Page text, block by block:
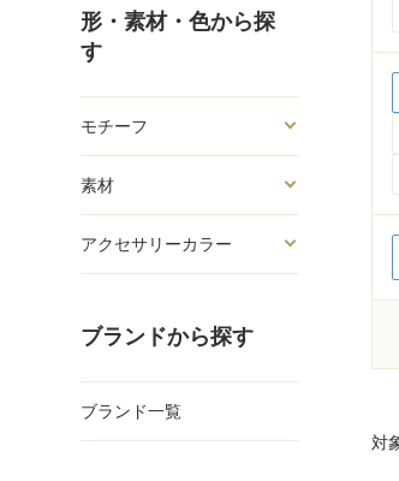
形・素材・色から探
す
モチーフ
素材
アクセサリーカラー
ブランドから探す
ブランド一覧